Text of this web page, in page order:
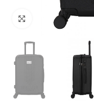
Click to enlarge